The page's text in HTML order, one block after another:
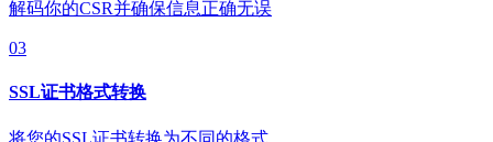
解码你的CSR并确保信息正确无误
03
SSL证书格式转换